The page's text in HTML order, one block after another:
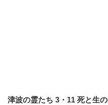
津波の霊たち 3・11 死と生の